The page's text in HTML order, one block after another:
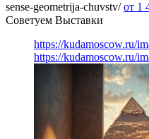
sense-geometrija-chuvstv/ от 1
Советуем Выставки
https://kudamoscow.ru/
https://kudamoscow.ru/